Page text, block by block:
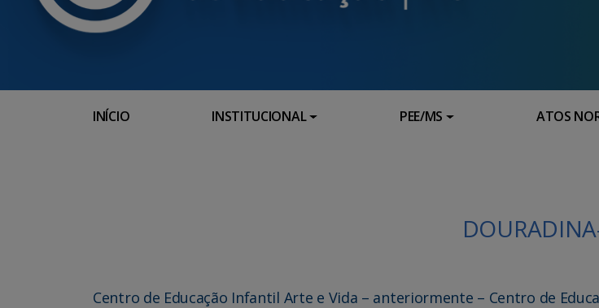
INÍCIO INSTITUCIONAL PEE/MS ATOS
Centro de Educação Infantil Arte e Vida – anteriormente – Centro de